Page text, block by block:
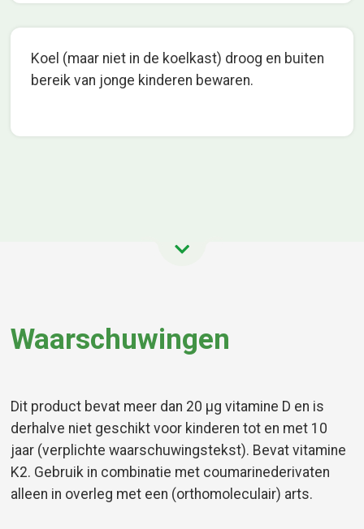
Koel (maar niet in de koelkast) droog en buiten
bereik van jonge kinderen bewaren.
Waarschuwingen
Dit product bevat meer dan 20 µg vitamine D en is
derhalve niet geschikt voor kinderen tot en met 10
jaar (verplichte waarschuwingstekst). Bevat vitamine
K2. Gebruik in combinatie met coumarinederivaten
alleen in overleg met een (orthomoleculair) arts.